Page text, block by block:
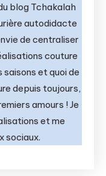
blog Tchakalah
autodidacte
de centraliser
couture
saisons et quoi de
depuis toujours,
amours ! Je
et me
sociaux.